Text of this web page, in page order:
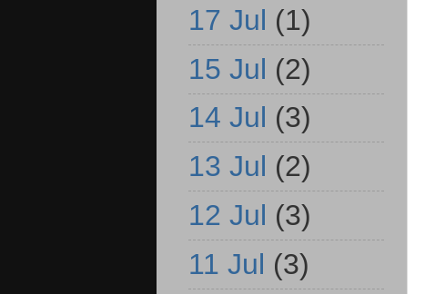
17 Jul (1)
15 Jul (2)
14 Jul (3)
13 Jul (2)
12 Jul (3)
11 Jul (3)